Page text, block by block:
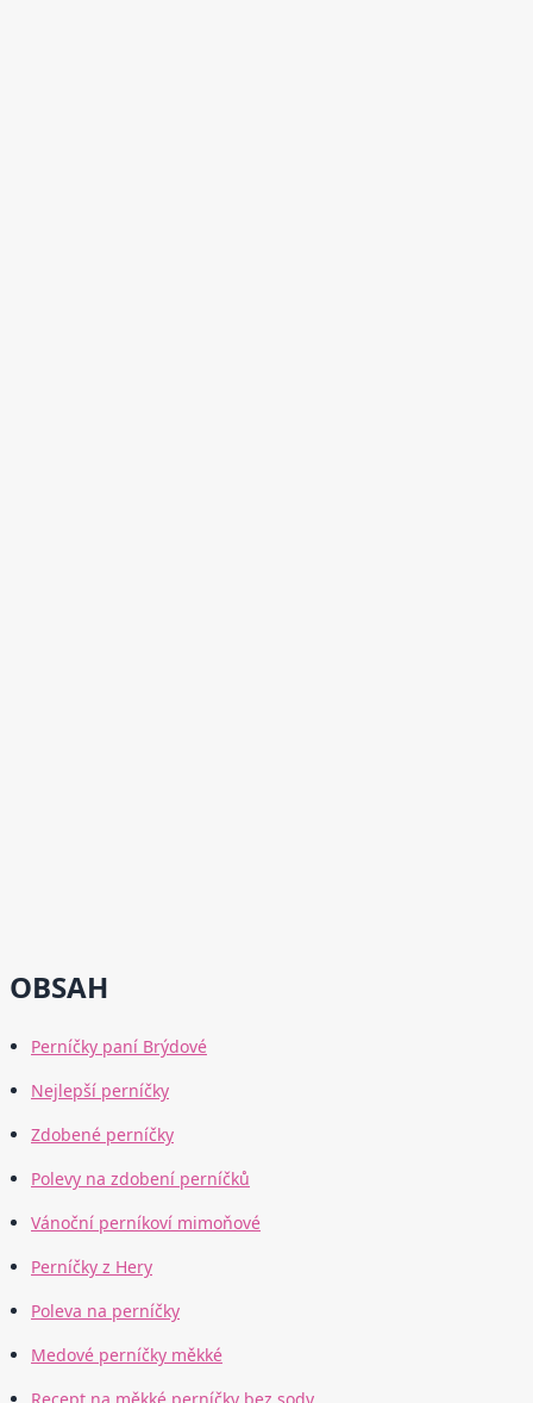
OBSAH
Perníčky paní Brýdové
Nejlepší perníčky
Zdobené perníčky
Polevy na zdobení perníčků
Vánoční perníkoví mimoňové
Perníčky z Hery
Poleva na perníčky
Medové perníčky měkké